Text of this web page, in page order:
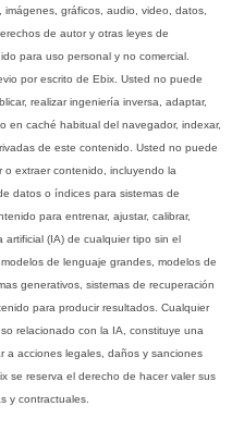
gráficos, audio, video, datos,
de autor y otras leyes de
para uso personal y no comercial.
por escrito de Ebix. Usted no puede
realizar ingeniería inversa, adaptar,
en caché habitual del navegador, indexar,
de este contenido. Usted no puede
o extraer contenido, incluyendo la
datos o índices para sistemas de
para entrenar, ajustar, calibrar,
(IA) de cualquier tipo sin el
de lenguaje grandes, modelos de
generativos, sistemas de recuperación
para producir resultados. Cualquier
relacionado con la IA, constituye una
a acciones legales, daños y sanciones
se reserva el derecho de hacer valer sus
y contractuales.